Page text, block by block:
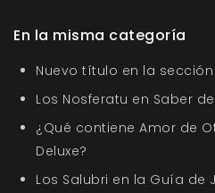
En la misma categoría
Nuevo título en la
Los Nosferatu en Saber
¿Qué contiene Amor de
Deluxe?
Los Salubri en la Guía de